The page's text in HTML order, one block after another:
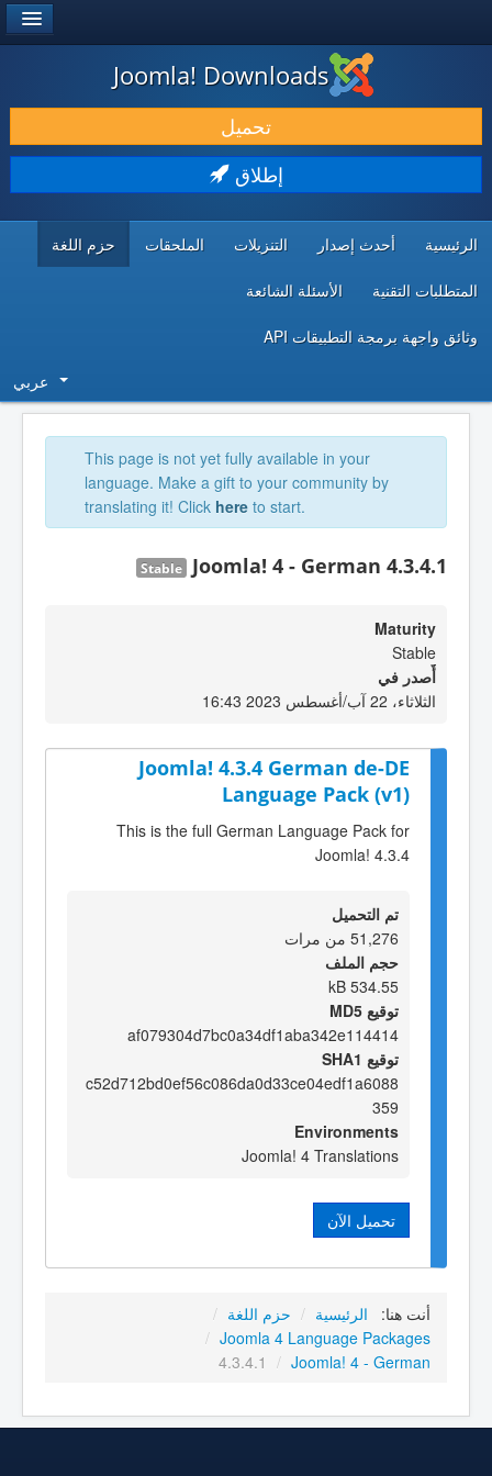
حمل & ومدد
اكتشف & تعلم
Joomla! Downloads
تحميل
إطلاق
الرئيسية أحدث إصدار التنزيلات الملحقات حزم اللغة
المتطلبات التقنية الأسئلة الشائعة
وثائق واجهة برمجة التطبيقات API
عربي
This page is not yet fully available in your
language. Make a gift to your community by
translating it! Click here to start.
Joomla! 4 - German 4.3.4.1
Stable
Maturity
Stable
أٌصدر في
الثلاثاء، 22 آب/أغسطس 2023 16:43
Joomla! 4.3.4 German de-DE
Language Pack (v1)
This is the full German Language Pack for
Joomla! 4.3.4
تم التحميل
51,276 من مرات
حجم الملف
534.55 kB
توقيع MD5
af079304d7bc0a34df1aba342e114414
توقيع SHA1
c52d712bd0ef56c086da0d33ce04edf1a6088
359
Environments
Joomla! 4 Translations
تحميل الآن
أنت هنا: الرئيسية / حزم اللغة /
Joomla 4 Language Packages
/
Joomla! 4 - German
/
4.3.4.1